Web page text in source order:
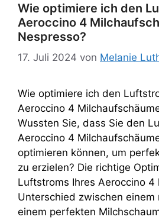
Wie optimiere ich den
Aeroccino 4
Nespresso?
17. Juli 2024 von Melanie
Wie optimiere ich den
Aeroccino 4
Wussten Sie, dass Sie den
Aeroccino 4
optimieren können, um
zu erzielen? Die richtige
Luftstroms Ihres Aeroccino 4
Unterschied zwischen einem
einem perfekten